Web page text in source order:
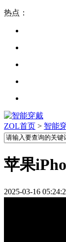
热点：
ZOL首页 > 智能
苹果
2025-03-16